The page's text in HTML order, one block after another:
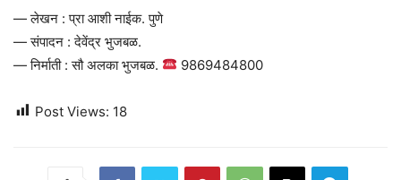
— लेखन : प्रा आशी नाईक. पुणे
— संपादन : देवेंद्र भुजबळ.
— निर्माती : सौ अलका भुजबळ.
9869484800
Post Views: 18